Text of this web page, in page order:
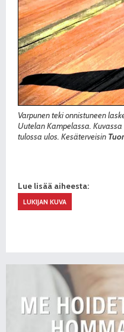
Varpunen teki onnistuneen
Uutelan Kampelassa.
tulossa ulos. Kesäterveisin
Lue lisää aiheesta:
LUKIJAN KUVA